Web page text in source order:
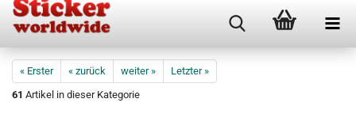
« Erster « zurück weiter »
Letzter »
61 Artikel in dieser Kategorie